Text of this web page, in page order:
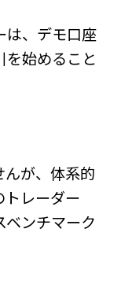
は、デモ口座
を始めること
んが、体系的
トレーダー
ベンチマーク